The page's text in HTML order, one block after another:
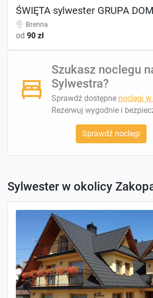
ŚWIĘTA sylwester GRUPA
Brenna
od 90 zł
Szukasz noclegu
Sylwestra?
Sprawdź dostępne noclegi
Rezerwuj wygodnie i
Sprawdź noclegi
Sylwester w okolicy